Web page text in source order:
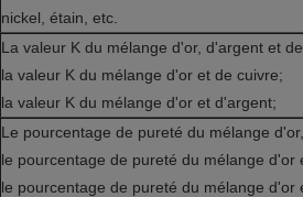
nickel, étain, etc.
La valeur K du mélange d'or, d'argent et
la valeur K du mélange d'or et de cuivre;
la valeur K du mélange d'or et d'argent;
Le pourcentage de pureté du mélange
le pourcentage de pureté du mélange d'or
le pourcentage de pureté du mélange d'or